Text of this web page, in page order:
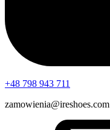
+48 798 943 711
zamowienia@ireshoes.com